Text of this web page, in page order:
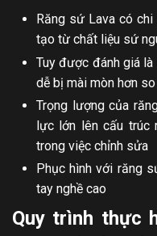
Răng sứ Lava có
tạo từ chất liệu sứ
Tuy được đánh giá
dễ bị mài mòn hơn
Trọng lượng của
lực lớn lên cấu trúc
trong việc chỉnh sửa
Phục hình với răng
tay nghề cao
Quy trình thực